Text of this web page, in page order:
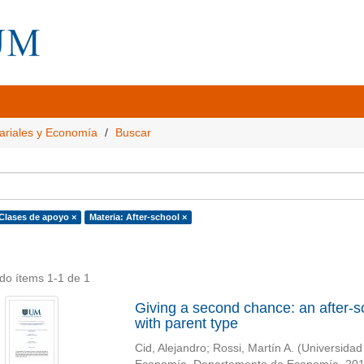
y Economía Buscar
de apoyo × Materia: After-school ×
ítems 1-1 de 1
Giving a second chance: an after-
with parent type
Cid, Alejandro; Rossi, Martín A. (